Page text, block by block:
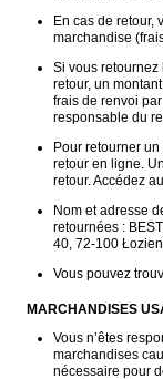
En cas de retour,
marchandise
Si vous
retour, un
frais de renvoi
responsable du
Pour retourner
retour en ligne.
retour. Accédez
Nom et adresse
retournées :
40, 72-100
Vous pouvez
MARCHANDISES
Vous n’êtes
marchandises
nécessaire pour